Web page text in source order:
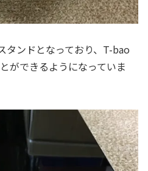
タンドとなっており、T-bao
ができるようになっていま